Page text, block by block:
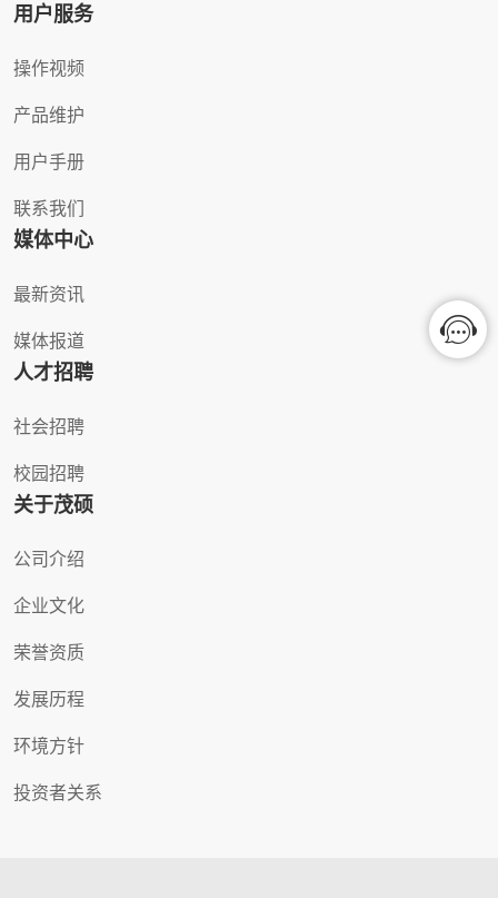
用户服务
操作视频
产品维护
用户手册
联系我们
媒体中心
最新资讯
媒体报道
人才招聘
社会招聘
校园招聘
关于茂硕
公司介绍
企业文化
荣誉资质
发展历程
环境方针
投资者关系